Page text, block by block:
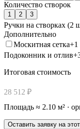
Количество створок
1 2 3
Ручки на створках (2
Дополнительно
Москитная сетка+1
Подоконник и отлив+
Итоговая стоимость
28 512 ₽
Площадь ≈ 2.10 м² ·
Оставить заявку на